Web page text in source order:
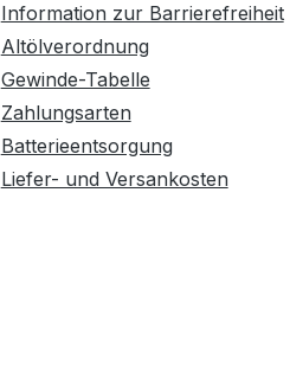
Information zur Barrierefreiheit
Altölverordnung
Gewinde-Tabelle
Zahlungsarten
Batterieentsorgung
Liefer- und Versankosten